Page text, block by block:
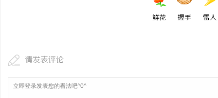
鲜花 握手 雷人
请发表评论